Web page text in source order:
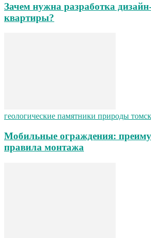
Зачем нужна разработка
квартиры?
геологические памятники природы
Мобильные ограждения:
правила монтажа